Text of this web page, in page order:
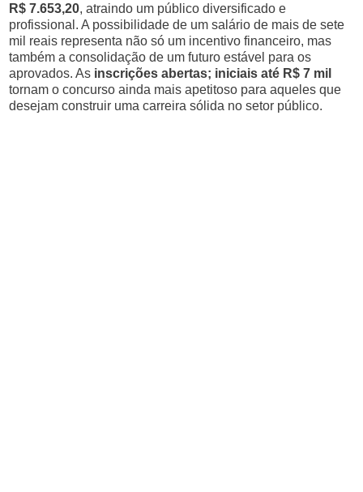
R$ 7.653,20, atraindo um público diversificado e
profissional. A possibilidade de um salário de mais de sete
mil reais representa não só um incentivo financeiro, mas
também a consolidação de um futuro estável para os
aprovados. As inscrições abertas; iniciais até R$ 7 mil
tornam o concurso ainda mais apetitoso para aqueles que
desejam construir uma carreira sólida no setor público.